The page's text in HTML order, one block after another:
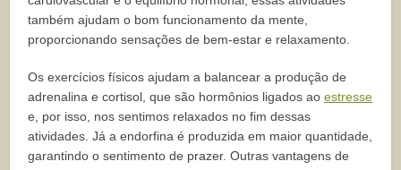
também ajudam o bom funcionamento da mente,
proporcionando sensações de bem-estar e relaxamento.
Os exercícios físicos ajudam a balancear a produção de
adrenalina e cortisol, que são hormônios ligados aoestresse
e, por isso, nos sentimos relaxados no fim dessas
atividades. Já a endorfina é produzida em maior quantidade,
garantindo o sentimento de prazer. Outras vantagens de